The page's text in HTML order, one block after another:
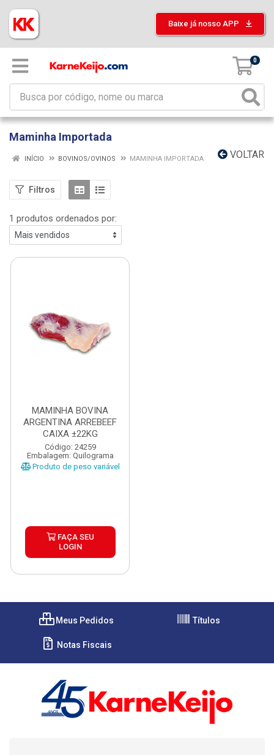
Baixe já nosso APP
0
Maminha Importada
VOLTAR
INÍCIO BOVINOS/OVINOS MAMINHA IMPORTADA
Filtros
1 produtos ordenados por:
MAMINHA BOVINA
ARGENTINA ARREBEEF
CAIXA ±22KG
Código: 24259
Embalagem: Quilograma
Produto de peso variável
FAÇA SEU
LOGIN
Meus Pedidos Títulos
Notas Fiscais